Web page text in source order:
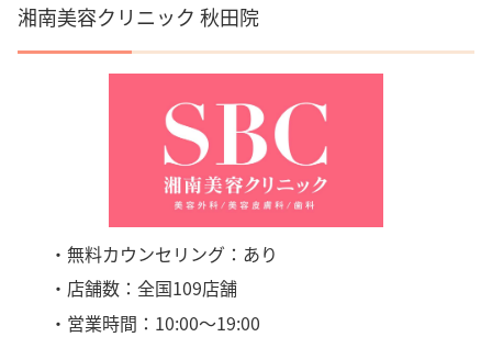
湘南美容クリニック 秋田院
・無料カウンセリング：あり
・店舗数：全国109店舗
・営業時間：10:00〜19:00